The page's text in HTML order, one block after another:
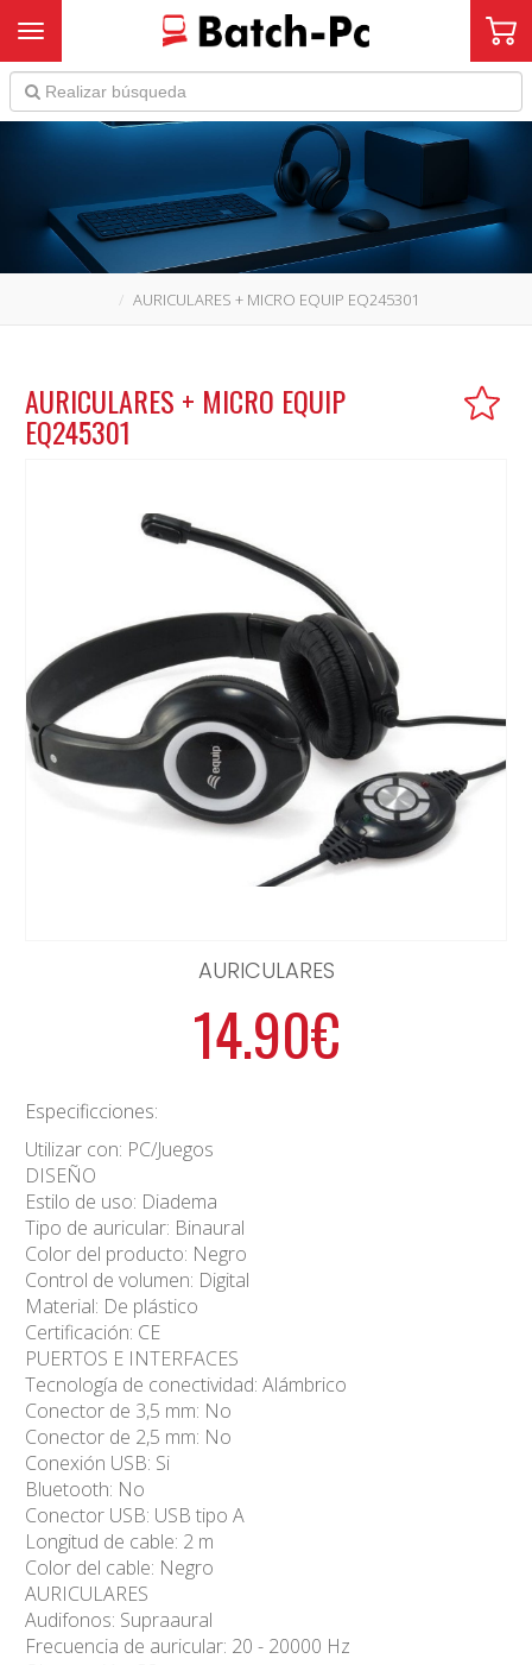
Toggle navigation
AURICULARES + MICRO EQUIP EQ245301
AURICULARES + MICRO EQUIP
EQ245301
AURICULARES
14.90€
Especificciones:
Utilizar con: PC/Juegos
DISEÑO
Estilo de uso: Diadema
Tipo de auricular: Binaural
Color del producto: Negro
Control de volumen: Digital
Material: De plástico
Certificación: CE
PUERTOS E INTERFACES
Tecnología de conectividad: Alámbrico
Conector de 3,5 mm: No
Conector de 2,5 mm: No
Conexión USB: Si
Bluetooth: No
Conector USB: USB tipo A
Longitud de cable: 2 m
Color del cable: Negro
AURICULARES
Audifonos: Supraaural
Frecuencia de auricular: 20 - 20000 Hz